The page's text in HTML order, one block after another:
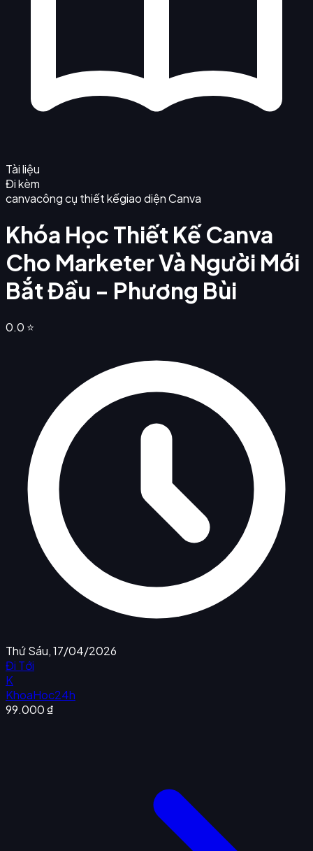
Tài liệu
Đi kèm
canvacông cụ thiết kếgiao diện Canva
Khóa Học Thiết Kế Canva
Cho Marketer Và Người Mới
Bắt Đầu - Phương Bùi
0.0 ⭐
Thứ Sáu, 17/04/2026
Đi Tới
K
KhoaHoc24h
99.000 ₫